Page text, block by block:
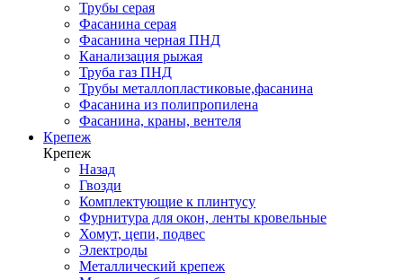
Трубы серая
Фасанина серая
Фасанина черная ПНД
Канализация рыжая
Труба газ ПНД
Трубы металлопластиковые,фасанина
Фасанина из полипропилена
Фасанина, краны, вентеля
Крепеж
Крепеж
Назад
Гвозди
Комплектующие к плинтусу
Фурнитура для окон, ленты кровельные
Хомут, цепи, подвес
Электроды
Металлический крепеж